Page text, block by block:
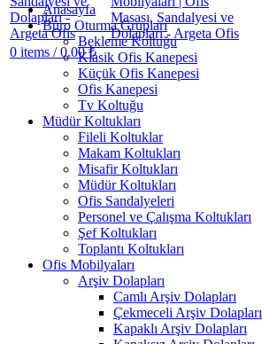
0 items / 0.00₺
Anasayfa
Büro Oturma Grupları
Bekleme Koltuğu
Klasik Ofis Kanepesi
Küçük Ofis Kanepesi
Ofis Kanepesi
Tv Koltuğu
Müdür Koltukları
Fileli Koltuklar
Makam Koltukları
Misafir Koltukları
Müdür Koltukları
Ofis Sandalyeleri
Personel ve Çalışma Koltukları
Şef Koltukları
Toplantı Koltukları
Ofis Mobilyaları
Arşiv Dolapları
Camlı Arşiv Dolapları
Çekmeceli Arşiv Dolapları
Kapaklı Arşiv Dolapları